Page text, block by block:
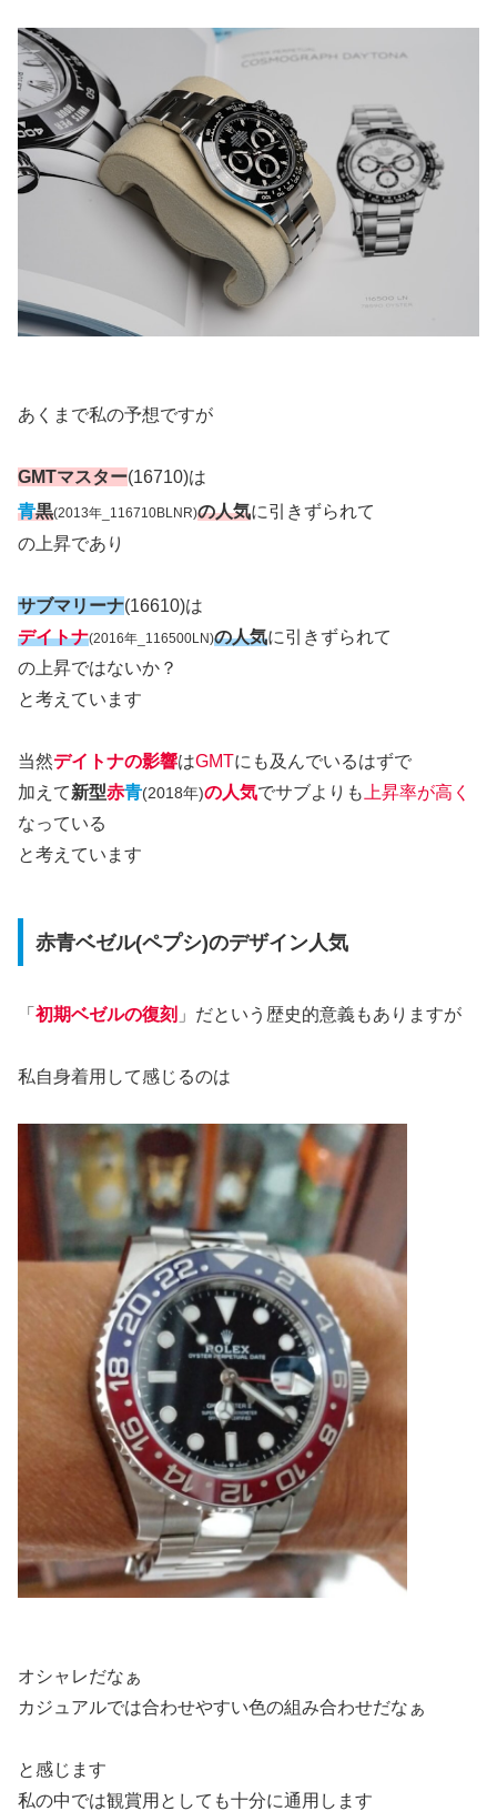
あくまで私の予想ですが
GMTマスター(16710)は
青黒(2013年_116710BLNR)の人気に引きずられて
の上昇であり
サブマリーナ(16610)は
デイトナ(2016年_116500LN)の人気に引きずられて
の上昇ではないか？
と考えています
当然デイトナの影響はGMTにも及んでいるはずで
加えて新型赤青(2018年)の人気でサブよりも 上昇率が高く
なっている
と考えています
赤青ベゼル(ペプシ)のデザイン人気
「 初期ベゼルの復刻 」だという歴史的意義もありますが
私自身着用して感じるのは
オシャレだなぁ
カジュアルでは合わせやすい色の組み合わせだなぁ
と感じます
私の中では観賞用としても十分に通用します